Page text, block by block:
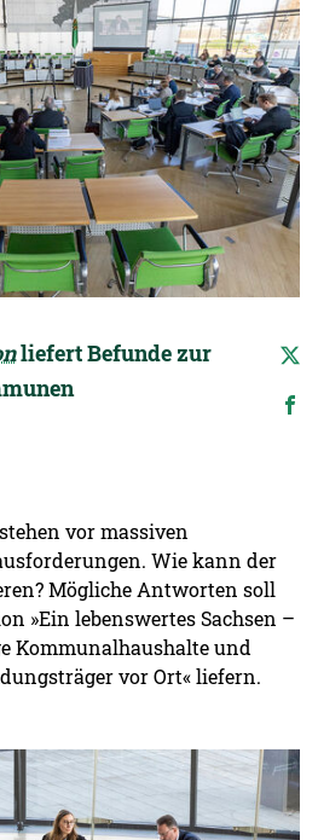
liefert Befunde zur
vor massiven
Wie kann der
Mögliche Antworten soll
»Ein lebenswertes Sachsen –
Kommunalhaushalte und
vor Ort« liefern.